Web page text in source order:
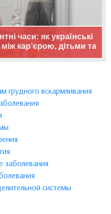
часи: як українські
кар’єрою, дітьми та
грудного вскармливания
системы